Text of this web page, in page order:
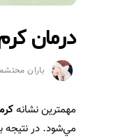
درمان
باران
مهمترین نشانه
مي‌شود. در